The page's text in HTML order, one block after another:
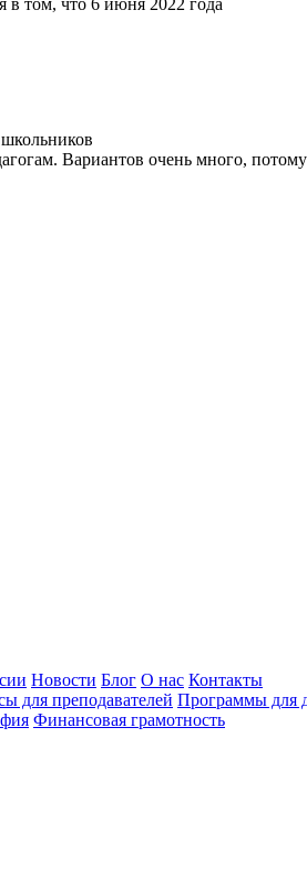
Вариантов очень много, потому
Новости Блог О нас Контакты
для преподавателей Программы для
Финансовая грамотность